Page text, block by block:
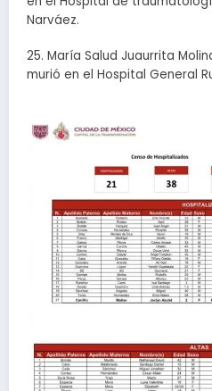
Narváez.
25. María Salud Juaurrita
murió en el Hospital General